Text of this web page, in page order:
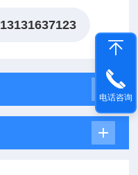
13131637123
电话咨询